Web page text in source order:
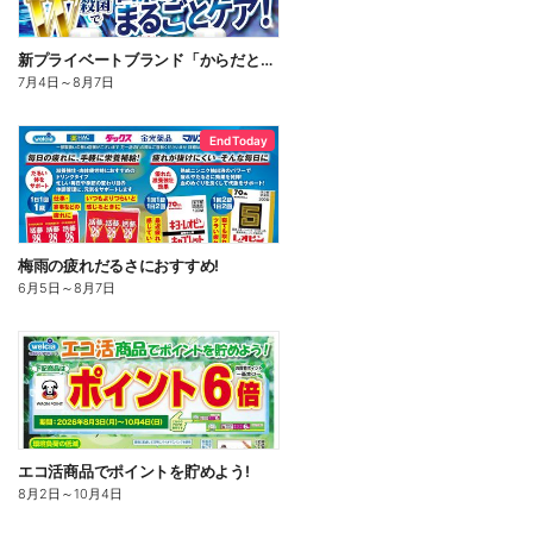
新プライベートブランド「からだとくらしに+1(プラスワン)」よりモンダミン口内トータルケア登場!
7月4日 ～8月7日
End Today
梅雨の疲れだるさにおすすめ!
6月5日 ～8月7日
エコ活商品でポイントを貯めよう!
8月2日 ～10月4日